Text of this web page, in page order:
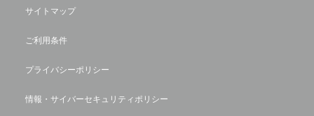
サイトマップ
ご利用条件
プライバシーポリシー
情報・サイバーセキュリティポリシー